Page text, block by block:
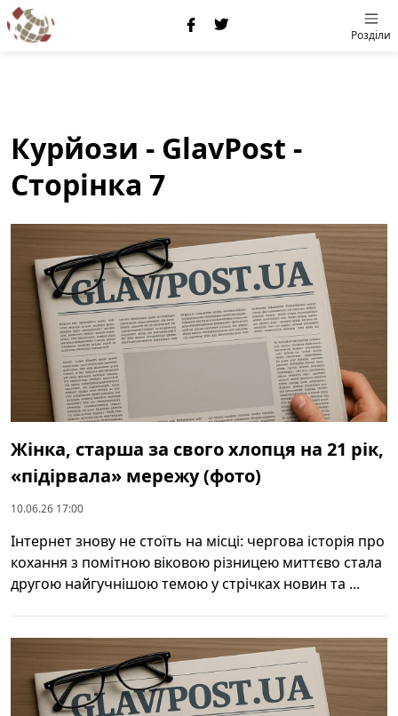
Розділи
Курйози - GlavPost -
Сторінка 7
Жінка, старша за свого хлопця на 21 рік,
«підірвала» мережу (фото)
10.06.26 17:00
Інтернет знову не стоїть на місці: чергова історія про
кохання з помітною віковою різницею миттєво стала
другою найгучнішою темою у стрічках новин та ...